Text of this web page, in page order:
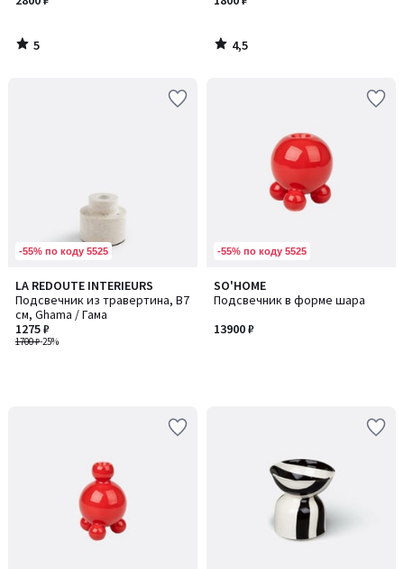
5
/
4,5
/
-55% по коду 5525
LA REDOUTE INTERIEURS
Подсвечник из травертина, В7
см, Ghama / Гама
1700 ₽-25%
1275 ₽
-55% по коду 5525
SO'HOME
Подсвечник в форме шара
13900 ₽